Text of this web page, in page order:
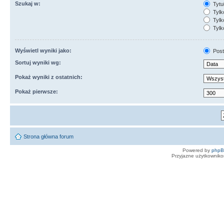
Szukaj w:
Wyświetl wyniki jako:
Sortuj wyniki wg:
Pokaż wyniki z ostatnich:
Pokaż pierwsze:
Strona główna forum
Powered by
Przyjazne